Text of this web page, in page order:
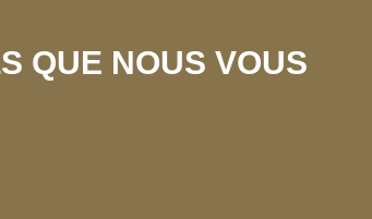
QUE NOUS VOUS